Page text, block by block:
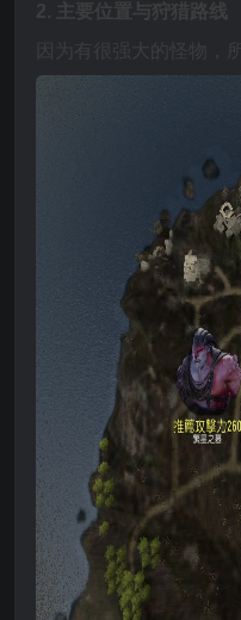
2. 主要位置与狩猎路线
因为有很强大的怪物，